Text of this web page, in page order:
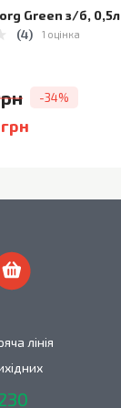
Green з/б, 0,5л
(4) 1 оцінка
-34%
лінія